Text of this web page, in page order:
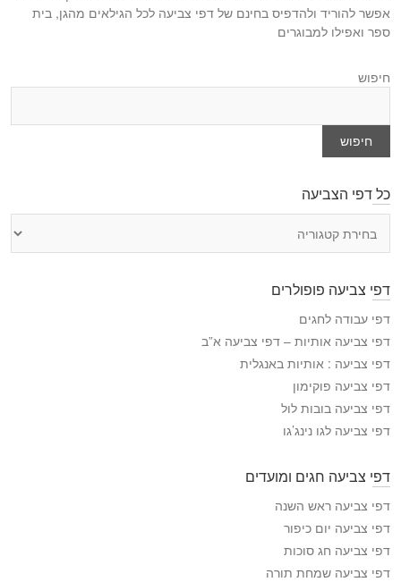
אפשר להוריד ולהדפיס בחינם של דפי צביעה לכל הגילאים מהגן, בית
ספר ואפילו למבוגרים
חיפוש
חיפוש
כל דפי הצביעה
י
ה
צ
י
ע
ה
דפי צביעה פופולרים
דפי עבודה לחגים
דפי צביעה אותיות – דפי צביעה א”ב
דפי צביעה : אותיות באנגלית
דפי צביעה פוקימון
דפי צביעה בובות לול
דפי צביעה לגו נינג’גו
דפי צביעה חגים ומועדים
דפי צביעה ראש השנה
דפי צביעה יום כיפור
דפי צביעה חג סוכות
דפי צביעה שמחת תורה